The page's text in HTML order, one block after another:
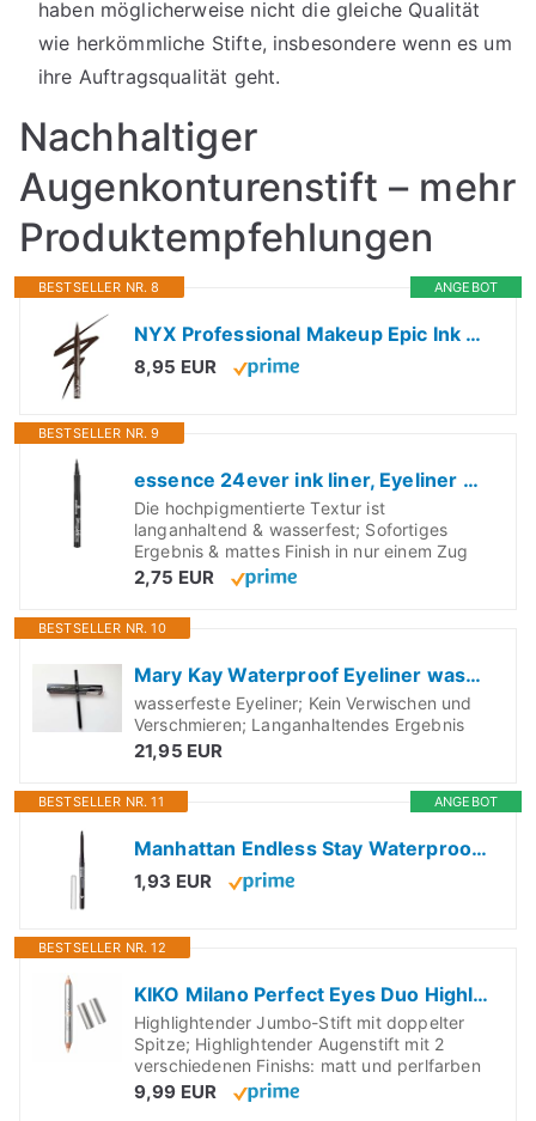
haben möglicherweise nicht die gleiche Qualität
wie herkömmliche Stifte, insbesondere wenn es um
ihre Auftragsqualität geht.
Nachhaltiger
Augenkonturenstift – mehr
Produktempfehlungen
ANGEBOT
BESTSELLER NR. 8
NYX Professional Makeup Epic Ink Eyeliner, Hochpigmentierter Filzstift, Wasserfest, langanhaltender Kajal, Vegane Formel, Einfache Anwendung mit flexiblem Pinsel, Shade: 03 Dark Chocolate
8,95 EUR
BESTSELLER NR. 9
essence 24ever ink liner, Eyeliner Nr. 01 Intense Black, tiefschwarz, mattes Finish, 24h Halt, langanhaltend, wasserfest, extra-feiner Pinsel, vegan, ohne Parfum, 1,2ml
Die hochpigmentierte Textur ist
langanhaltend & wasserfest; Sofortiges
Ergebnis & mattes Finish in nur einem Zug
2,75 EUR
BESTSELLER NR. 10
Mary Kay Waterproof Eyeliner wasserfester Augenkonturenstift schwarz black 0,3g
wasserfeste Eyeliner; Kein Verwischen und
Verschmieren; Langanhaltendes Ergebnis
21,95 EUR
ANGEBOT
BESTSELLER NR. 11
Manhattan Endless Stay Waterproof Gel Eyeliner – Schwarzer Gel Eyeliner mit herausdrehbarer Mine ohne Anspitzen – Farbe Blackest Black 006 – 2,6g , (1er Pack)
1,93 EUR
BESTSELLER NR. 12
KIKO Milano Perfect Eyes Duo Highlighter Pencil
Highlightender Jumbo-Stift mit doppelter
Spitze; Highlightender Augenstift mit 2
verschiedenen Finishs: matt und perlfarben
9,99 EUR